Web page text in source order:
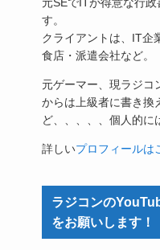
す。
クライアントは、IT企
食店・派遣会社など。
元ゲーマー、現ラジコ
からは上級者に書き換
ど、、、、、個人的に
詳しいプロフィールは
ラジコンの
をお願いします！